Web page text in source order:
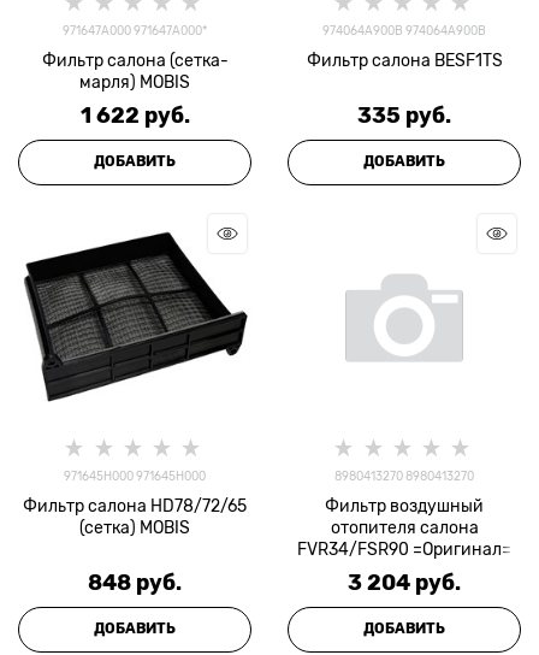
971647A000 971647A000*
Фильтр салона (сетка-
марля) MOBIS
1 622 руб.
ДОБАВИТЬ
974064A900B 974064A900B
Фильтр салона BESF1TS
335 руб.
ДОБАВИТЬ
971645H000 971645H000
Фильтр салона HD78/72/65
(сетка) MOBIS
848 руб.
ДОБАВИТЬ
8980413270 8980413270
Фильтр воздушный
отопителя салона
FVR34/FSR90 =Оригинал=
3 204 руб.
ДОБАВИТЬ